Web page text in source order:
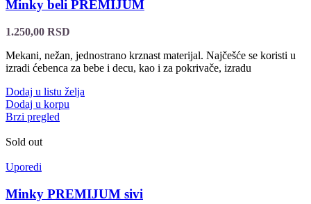
Minky beli PREMIJUM
1.250,00 RSD
Mekani, nežan, jednostrano krznast materijal. Najčešće se koristi u
izradi ćebenca za bebe i decu, kao i za pokrivače, izradu
Dodaj u listu želja
Dodaj u korpu
Brzi pregled
Sold out
Uporedi
Minky PREMIJUM sivi